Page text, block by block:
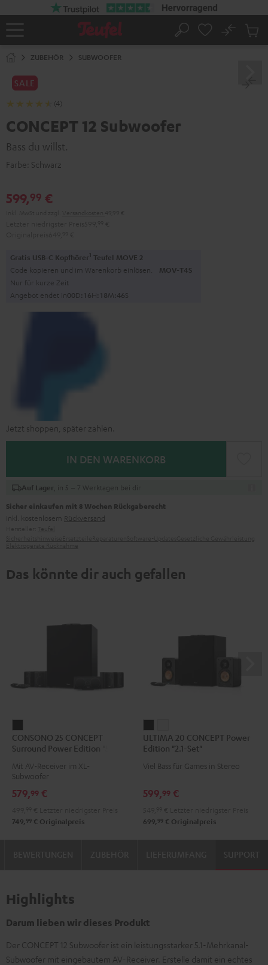
Startseite
Suche
No
ZUBEHÖR SUBWOOFER
SALE
(4)
CONCEPT 12 Subwoofer
Bass du willst.
Farbe: Schwarz
599,99 €
Gratis USB-C Kopfhörer1 Teufel MOVE 2
Code kopieren und im Warenkorb einlösen. MOV-T4S
Nur für kurze Zeit
Angebot endet in00D:16H:18M:45S
Jetzt shoppen, später zahlen.
IN DEN WARENKORB
Auf Lager , in 5 – 7 Werktagen bei dir
Sicher einkaufen mit 8 Wochen Rückgaberecht
inkl. kostenlosem Rückversand
Das könnte dir auch gefallen
25
CONCEPT
Surround
Edition
Set"
CONSONO 25 CONCEPT
Surround Power Edition "5.1-
Mit AV-Receiver im XL-
Subwoofer
579,99 €
749, 99 € Originalpreis
20
CONCEPT
Power
"2.1-
Schwarz
20
CONCEPT
Power
"2.1-
Weiß
ULTIMA 20 CONCEPT Power
Edition "2.1-Set"
Viel Bass für Games in Stereo
599,99 €
699, 99 € Originalpreis
SUPPORT
Highlights
Darum lieben wir dieses Produkt
Der CONCEPT 12 Subwoofer ist ein leistungsstarker 5.1-Mehrkanal-
Subwoofer mit eingebautem AV-Receiver. Erstelle damit ein echtes